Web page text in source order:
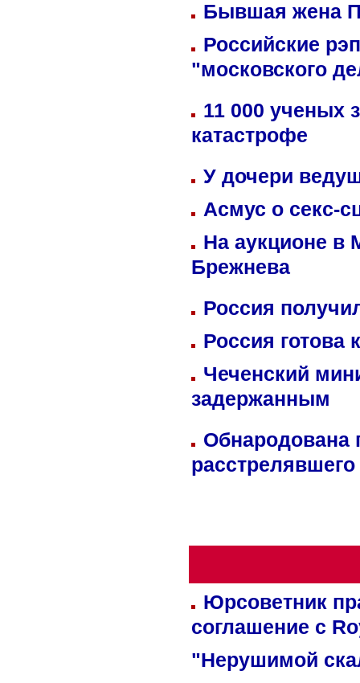
Бывшая жена
Российские
"московского
11 000 ученых
катастрофе
У дочери
Асмус о секс-
На аукционе в
Брежнева
Россия
Россия готова
Чеченский
задержанным
Обнародована
Юрсоветник
соглашение с
"Нерушимой